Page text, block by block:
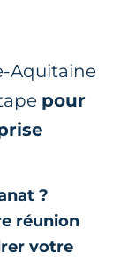
Aquitaine
pour
?
réunion
votre